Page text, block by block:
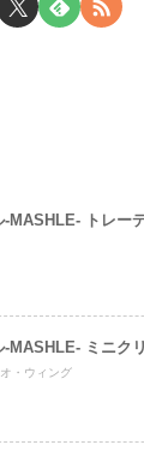
-MASHLE- トレー
-MASHLE- ミニク
・ウィング